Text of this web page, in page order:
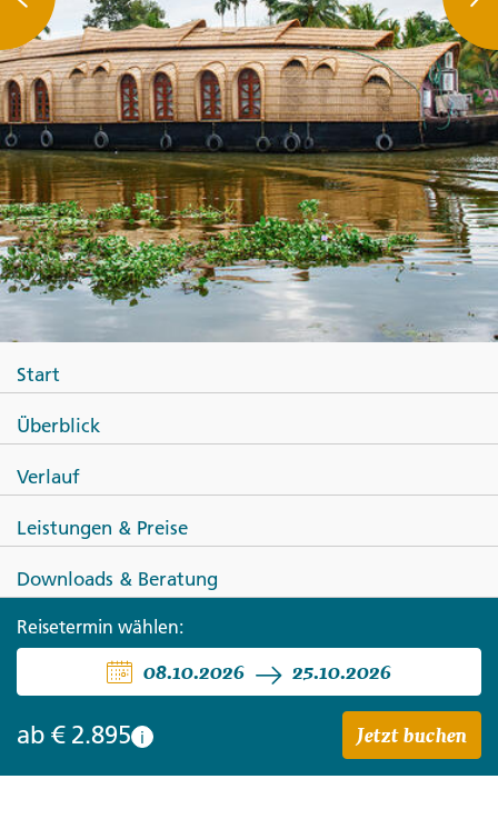
Begegnungen in Südindien
Start
Überblick
Verlauf
Leistungen & Preise
Downloads & Beratung
Reisetermin wählen:
08.10.2026 25.10.2026
ab € 2.895 i Jetzt buchen